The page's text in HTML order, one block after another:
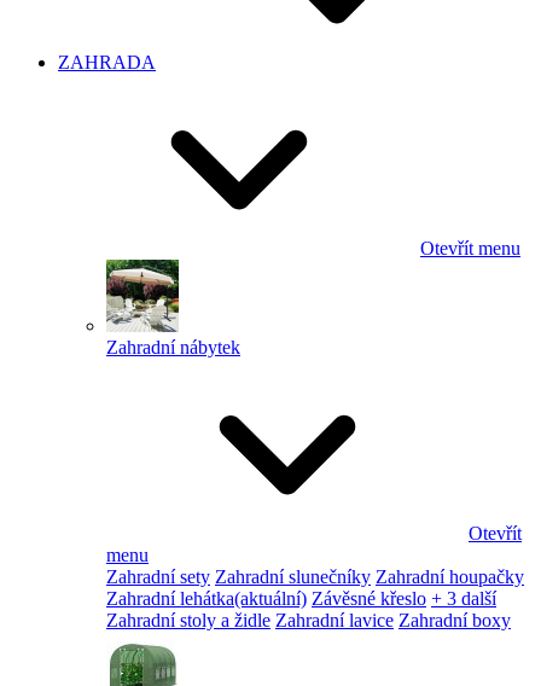
ZAHRADA
Otevřít menu
Zahradní nábytek
Otevřít
menu
Zahradní sety Zahradní slunečníky Zahradní houpačky
Zahradní lehátka(aktuální) Závěsné křeslo + 3 další
Zahradní stoly a židle Zahradní lavice Zahradní boxy